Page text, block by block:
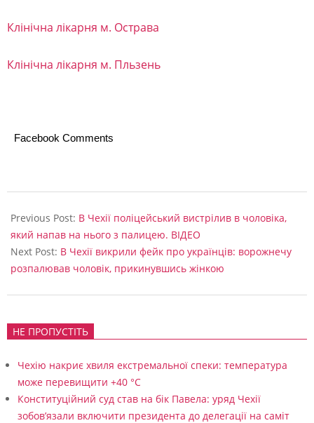
Ч
х
е
с
и
Клінічна лікарня м. Острава
Клінічна лікарня м. Пльзень
Facebook Comments
09-
08
Previous Post: В Чехії поліцейський вистрілив в чоловіка,
який напав на нього з палицею. ВІДЕО
Next Post: В Чехії викрили фейк про українців: ворожнечу
розпалював чоловік, прикинувшись жінкою
НЕ ПРОПУСТІТЬ
Чехію накриє хвиля екстремальної спеки: температура
може перевищити +40 °C
Конституційний суд став на бік Павела: уряд Чехії
зобов’язали включити президента до делегації на саміт